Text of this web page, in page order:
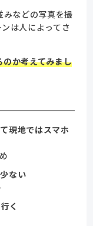
などの写真を撮
は人によってさ
か考えてみまし
現地ではスマホ
ない
く